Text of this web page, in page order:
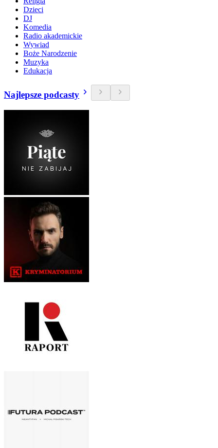
Dzieci
DJ
Komedia
Radio akademickie
Wywiad
Boże Narodzenie
Muzyka
Edukacja
Najlepsze podcasty